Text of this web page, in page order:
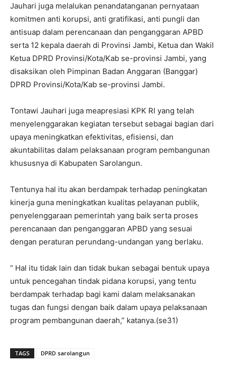
Jauhari juga melalukan penandatanganan pernyataan
komitmen anti korupsi, anti gratifikasi, anti pungli dan
antisuap dalam perencanaan dan penganggaran APBD
serta 12 kepala daerah di Provinsi Jambi, Ketua dan Wakil
Ketua DPRD Provinsi/Kota/Kab se-provinsi Jambi, yang
disaksikan oleh Pimpinan Badan Anggaran (Banggar)
DPRD Provinsi/Kota/Kab se-provinsi Jambi.
Tontawi Jauhari juga meapresiasi KPK RI yang telah
menyelenggarakan kegiatan tersebut sebagai bagian dari
upaya meningkatkan efektivitas, efisiensi, dan
akuntabilitas dalam pelaksanaan program pembangunan
khususnya di Kabupaten Sarolangun.
Tentunya hal itu akan berdampak terhadap peningkatan
kinerja guna meningkatkan kualitas pelayanan publik,
penyelenggaraan pemerintah yang baik serta proses
perencanaan dan penganggaran APBD yang sesuai
dengan peraturan perundang-undangan yang berlaku.
“ Hal itu tidak lain dan tidak bukan sebagai bentuk upaya
untuk pencegahan tindak pidana korupsi, yang tentu
berdampak terhadap bagi kami dalam melaksanakan
tugas dan fungsi dengan baik dalam upaya pelaksanaan
program pembangunan daerah,” katanya.(se31)
TAGS DPRD sarolangun